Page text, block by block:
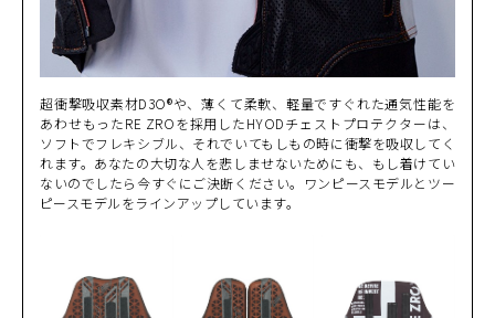
超衝撃吸収素材D3O®や、薄くて柔軟、軽量ですぐれた通気性能を
あわせもったRE ZROを採用したHYODチェストプロテクターは、
ソフトでフレキシブル、それでいてもしもの時に衝撃を吸収してく
れます。あなたの大切な人を悲しませないためにも、もし着けてい
ないのでしたら今すぐにご決断ください。ワンピースモデルとツー
ピースモデルをラインアップしています。